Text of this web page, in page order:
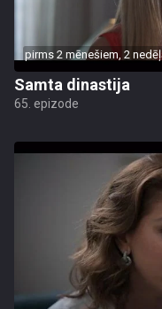
pirms 2 mēnešiem, 2
Samta dinastija
65. epizode